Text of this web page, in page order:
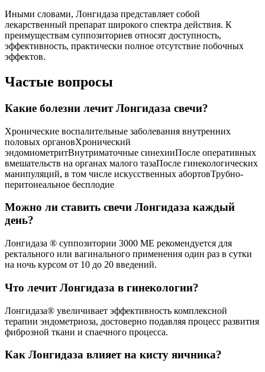
Иными словами, Лонгидаза представляет собой
лекарственный препарат широкого спектра действия. К
преимуществам суппозиториев относят доступность,
эффективность, практически полное отсутствие побочных
эффектов.
Частые вопросы
Какие болезни лечит Лонгидаза свечи?
Хронические воспалительные заболевания внутренних
половых органовХронический
эндомиометритВнутриматочные синехииПосле оперативных
вмешательств на органах малого тазаПосле гинекологических
манипуляций, в том числе искусственных абортовТрубно-
перитонеальное бесплодие
Можно ли ставить свечи Лонгидаза каждый
день?
Лонгидаза ® суппозитории 3000 МЕ рекомендуется для
ректального или вагинального применения один раз в сутки
на ночь курсом от 10 до 20 введений.
Что лечит Лонгидаза в гинекологии?
Лонгидаза® увеличивает эффективность комплексной
терапии эндометриоза, достоверно подавляя процесс развития
фиброзной ткани и спаечного процесса.
Как Лонгидаза влияет на кисту яичника?